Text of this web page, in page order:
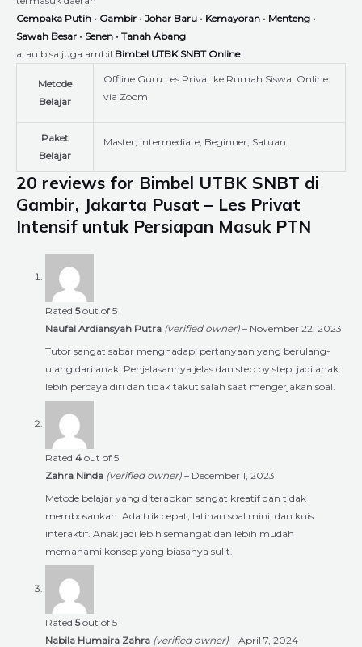
Cempaka Putih • Gambir • Johar Baru • Kemayoran • Menteng •
Sawah Besar • Senen • Tanah Abang
atau bisa juga ambil Bimbel UTBK SNBT Online
Metode
Belajar
Offline Guru Les Privat ke Rumah Siswa, Online
via Zoom
Paket
Belajar
Master, Intermediate, Beginner, Satuan
20 reviews for Bimbel UTBK SNBT di
Gambir, Jakarta Pusat – Les Privat
Intensif untuk Persiapan Masuk PTN
Rated 5out of 5
Naufal Ardiansyah Putra (verified owner) – November 22, 2023
Tutor sangat sabar menghadapi pertanyaan yang berulang-
ulang dari anak. Penjelasannya jelas dan step by step, jadi anak
lebih percaya diri dan tidak takut salah saat mengerjakan soal.
Rated 4 out of 5
Zahra Ninda (verified owner) – December 1, 2023
Metode belajar yang diterapkan sangat kreatif dan tidak
membosankan. Ada trik cepat, latihan soal mini, dan kuis
interaktif. Anak jadi lebih semangat dan lebih mudah
memahami konsep yang biasanya sulit.
Rated 5out of 5
Nabila Humaira Zahra (verified owner) – April 7, 2024